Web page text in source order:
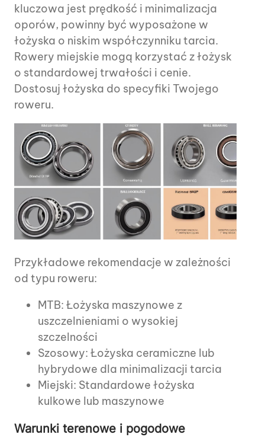
kluczowa jest prędkość i minimalizacja
oporów, powinny być wyposażone w
łożyska o niskim współczynniku tarcia.
Rowery miejskie mogą korzystać z łożysk
o standardowej trwałości i cenie.
Dostosuj łożyska do specyfiki Twojego
roweru.
Przykładowe rekomendacje w zależności
od typu roweru:
MTB: Łożyska maszynowe z
uszczelnieniami o wysokiej
szczelności
Szosowy: Łożyska ceramiczne lub
hybrydowe dla minimalizacji tarcia
Miejski: Standardowe łożyska
kulkowe lub maszynowe
Warunki terenowe i pogodowe